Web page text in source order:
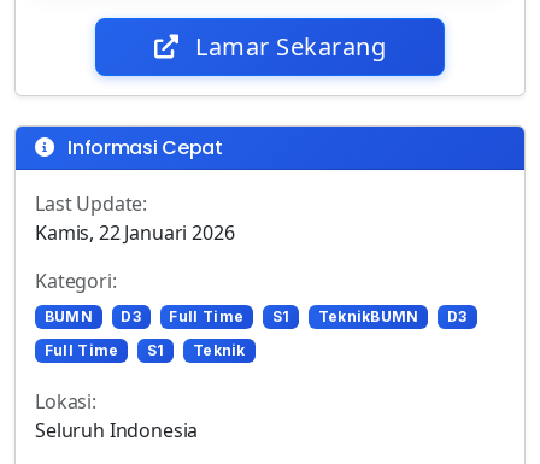
Lamar Sekarang
Informasi Cepat
Last Update:
Kamis, 22 Januari 2026
Kategori:
BUMN D3 Full Time S1 TeknikBUMN
D3
Full Time
S1 Teknik
Lokasi:
Seluruh Indonesia